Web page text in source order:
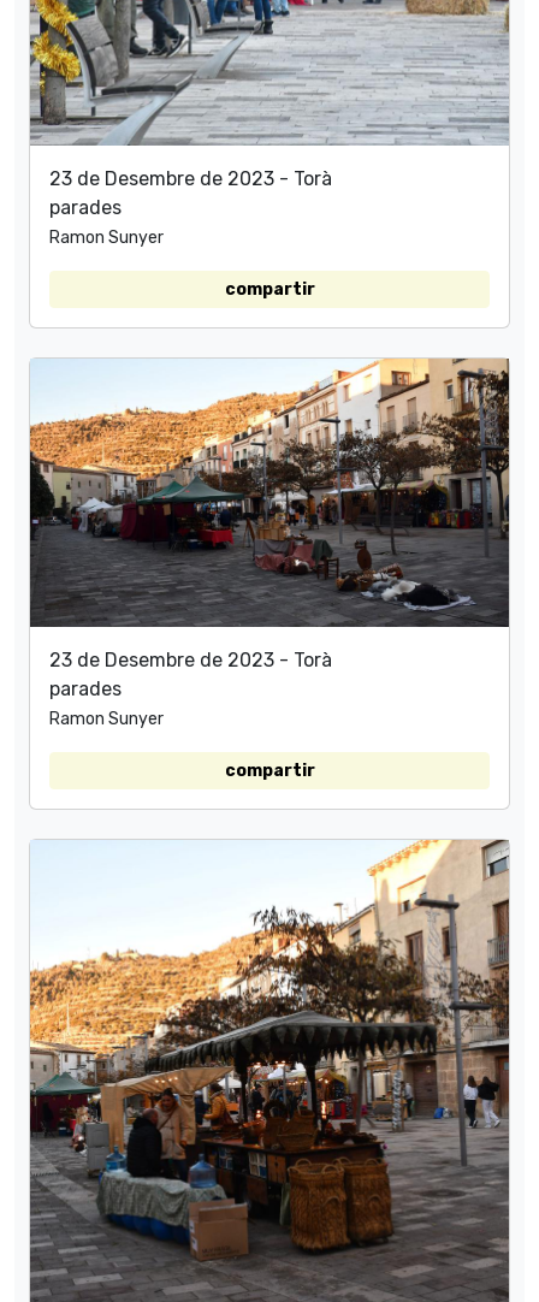
23 de Desembre de 2023 - Torà
parades
Ramon Sunyer
compartir
23 de Desembre de 2023 - Torà
parades
Ramon Sunyer
compartir